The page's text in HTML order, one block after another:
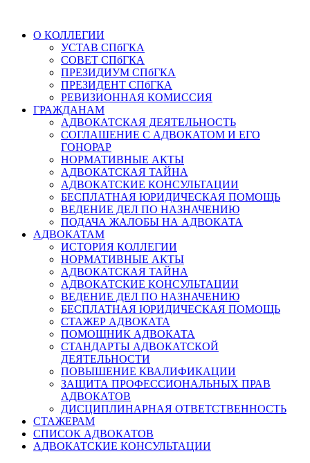
О КОЛЛЕГИИ
УСТАВ СПбГКА
СОВЕТ СПбГКА
ПРЕЗИДИУМ СПбГКА
ПРЕЗИДЕНТ СПбГКА
РЕВИЗИОННАЯ КОМИССИЯ
ГРАЖДАНАМ
АДВОКАТСКАЯ ДЕЯТЕЛЬНОСТЬ
СОГЛАШЕНИЕ С АДВОКАТОМ И ЕГО
ГОНОРАР
НОРМАТИВНЫЕ АКТЫ
АДВОКАТСКАЯ ТАЙНА
АДВОКАТСКИЕ КОНСУЛЬТАЦИИ
БЕСПЛАТНАЯ ЮРИДИЧЕСКАЯ ПОМОЩЬ
ВЕДЕНИЕ ДЕЛ ПО НАЗНАЧЕНИЮ
ПОДАЧА ЖАЛОБЫ НА АДВОКАТА
АДВОКАТАМ
ИСТОРИЯ КОЛЛЕГИИ
НОРМАТИВНЫЕ АКТЫ
АДВОКАТСКАЯ ТАЙНА
АДВОКАТСКИЕ КОНСУЛЬТАЦИИ
ВЕДЕНИЕ ДЕЛ ПО НАЗНАЧЕНИЮ
БЕСПЛАТНАЯ ЮРИДИЧЕСКАЯ ПОМОЩЬ
СТАЖЕР АДВОКАТА
ПОМОЩНИК АДВОКАТА
СТАНДАРТЫ АДВОКАТСКОЙ
ДЕЯТЕЛЬНОСТИ
ПОВЫШЕНИЕ КВАЛИФИКАЦИИ
ЗАЩИТА ПРОФЕССИОНАЛЬНЫХ ПРАВ
АДВОКАТОВ
ДИСЦИПЛИНАРНАЯ ОТВЕТСТВЕННОСТЬ
СТАЖЕРАМ
СПИСОК АДВОКАТОВ
АДВОКАТСКИЕ КОНСУЛЬТАЦИИ